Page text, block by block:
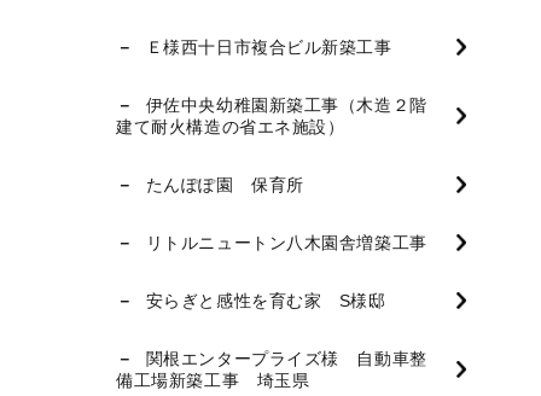
Ｅ様西十日市複合ビル新築工事
伊佐中央幼稚園新築工事（木造２階
建て耐火構造の省エネ施設）
たんぽぽ園 保育所
リトルニュートン八木園舎増築工事
安らぎと感性を育む家 S様邸
関根エンタープライズ様 自動車整
備工場新築工事 埼玉県